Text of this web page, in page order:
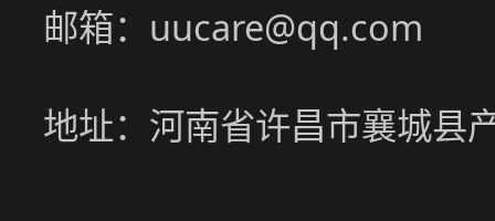
邮箱：uucare@qq.com
地址：河南省许昌市襄城县